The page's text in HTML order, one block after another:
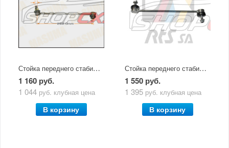
Стойка переднего стабилизатора Mazda CX-5 (2011-по н.в) Masuma
1 160 руб.
1 044 руб. клубная цена
В корзину
Стойка переднего стабилизатора Mazda CX-5 (2011-по н.в) RTS
1 550 руб.
1 395 руб. клубная цена
В корзину